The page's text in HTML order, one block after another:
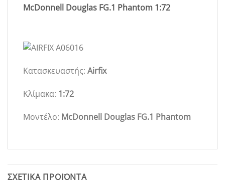
McDonnell Douglas FG.1 Phantom 1:72
Κατασκευαστής: Airfix
Κλίμακα: 1:72
Μοντέλο: McDonnell Douglas FG.1 Phantom
ΣΧΕΤΙΚΆ ΠΡΟΪΌΝΤΑ